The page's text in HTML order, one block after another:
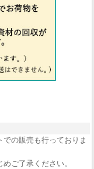
の販売も行っておりま
ご了承ください。